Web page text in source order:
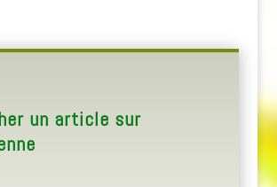
un article sur